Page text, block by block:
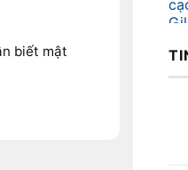
biết mật